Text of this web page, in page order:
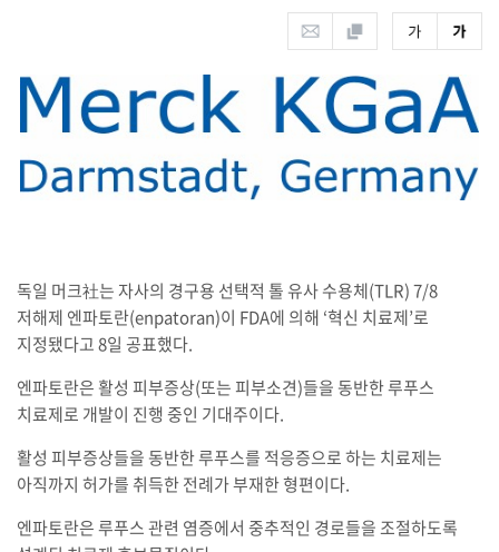
독일 머크社는 자사의 경구용 선택적 톨 유사 수용체(TLR) 7/8
저해제 엔파토란(enpatoran)이 FDA에 의해 ‘혁신 치료제’로
지정됐다고 8일 공표했다.
엔파토란은 활성 피부증상(또는 피부소견)들을 동반한 루푸스
치료제로 개발이 진행 중인 기대주이다.
활성 피부증상들을 동반한 루푸스를 적응증으로 하는 치료제는
아직까지 허가를 취득한 전례가 부재한 형편이다.
엔파토란은 루푸스 관련 염증에서 중추적인 경로들을 조절하도록